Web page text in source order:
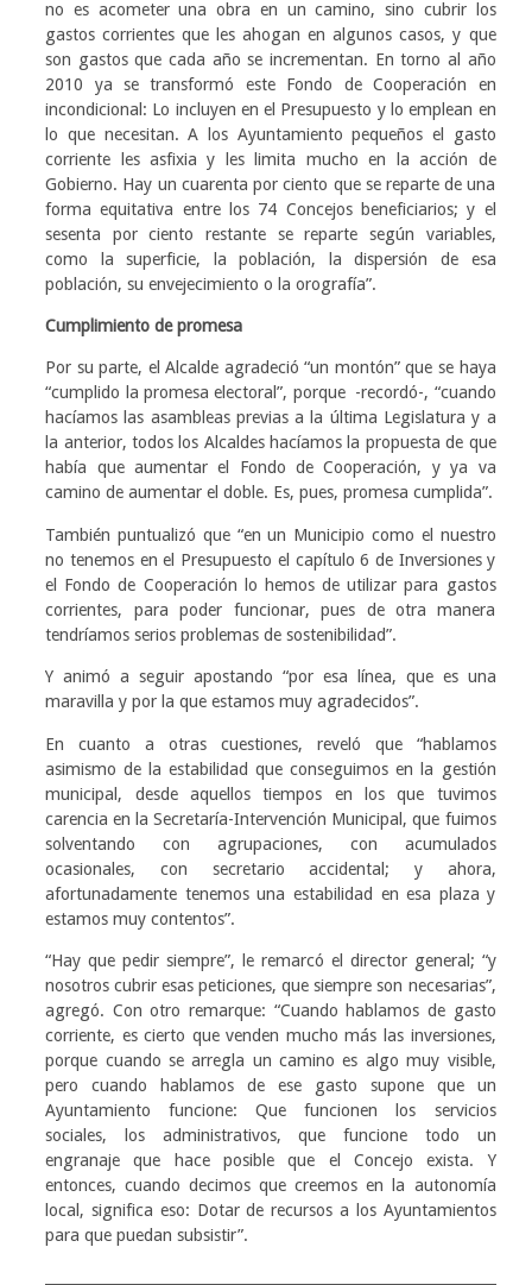
no es acometer una obra en un camino, sino cubrir los
gastos corrientes que les ahogan en algunos casos, y que
son gastos que cada año se incrementan. En torno al año
2010 ya se transformó este Fondo de Cooperación en
incondicional: Lo incluyen en el Presupuesto y lo emplean en
lo que necesitan. A los Ayuntamiento pequeños el gasto
corriente les asfixia y les limita mucho en la acción de
Gobierno. Hay un cuarenta por ciento que se reparte de una
forma equitativa entre los 74 Concejos beneficiarios; y el
sesenta por ciento restante se reparte según variables,
como la superficie, la población, la dispersión de esa
población, su envejecimiento o la orografía”.
Cumplimiento de promesa
Por su parte, el Alcalde agradeció “un montón” que se haya
“cumplido la promesa electoral”, porque -recordó-, “cuando
hacíamos las asambleas previas a la última Legislatura y a
la anterior, todos los Alcaldes hacíamos la propuesta de que
había que aumentar el Fondo de Cooperación, y ya va
camino de aumentar el doble. Es, pues, promesa cumplida”.
También puntualizó que “en un Municipio como el nuestro
no tenemos en el Presupuesto el capítulo 6 de Inversiones y
el Fondo de Cooperación lo hemos de utilizar para gastos
corrientes, para poder funcionar, pues de otra manera
tendríamos serios problemas de sostenibilidad”.
Y animó a seguir apostando “por esa línea, que es una
maravilla y por la que estamos muy agradecidos”.
En cuanto a otras cuestiones, reveló que “hablamos
asimismo de la estabilidad que conseguimos en la gestión
municipal, desde aquellos tiempos en los que tuvimos
carencia en la Secretaría-Intervención Municipal, que fuimos
solventando con agrupaciones, con acumulados
ocasionales, con secretario accidental; y ahora,
afortunadamente tenemos una estabilidad en esa plaza y
estamos muy contentos”.
“Hay que pedir siempre”, le remarcó el director general; “y
nosotros cubrir esas peticiones, que siempre son necesarias”,
agregó. Con otro remarque: “Cuando hablamos de gasto
corriente, es cierto que venden mucho más las inversiones,
porque cuando se arregla un camino es algo muy visible,
pero cuando hablamos de ese gasto supone que un
Ayuntamiento funcione: Que funcionen los servicios
sociales, los administrativos, que funcione todo un
engranaje que hace posible que el Concejo exista. Y
entonces, cuando decimos que creemos en la autonomía
local, significa eso: Dotar de recursos a los Ayuntamientos
para que puedan subsistir”.